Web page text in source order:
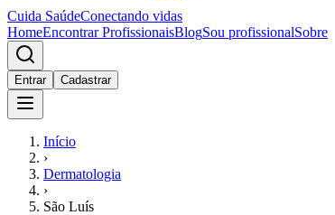
Cuida SaúdeConectando vidas
HomeEncontrar ProfissionaisBlogSou profissionalSobre
Entrar Cadastrar
Início
›
Dermatologia
›
São Luís